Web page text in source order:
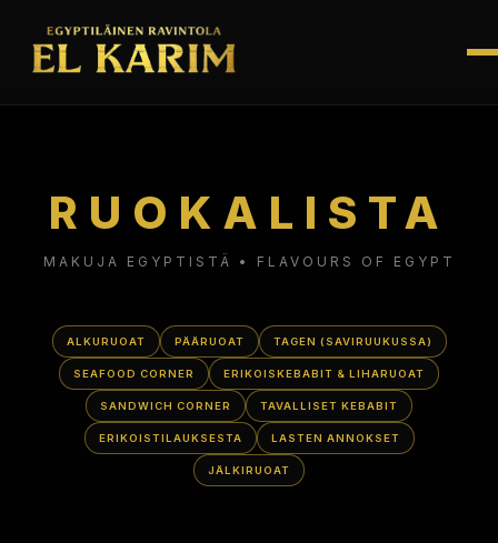
RUOKALISTA
MAKUJA EGYPTISTÄ • FLAVOURS OF EGYPT
ALKURUOAT PÄÄRUOAT TAGEN (SAVIRUUKUSSA)
SEAFOOD CORNER ERIKOISKEBABIT & LIHARUOAT
SANDWICH CORNER TAVALLISET KEBABIT
ERIKOISTILAUKSESTA LASTEN ANNOKSET
JÄLKIRUOAT